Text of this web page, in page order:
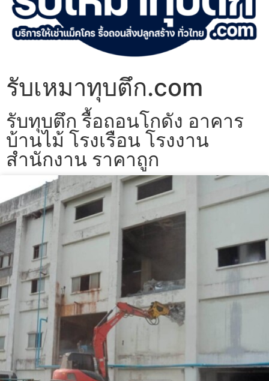
รับเหมาทุบตึก.com
รับทุบตึก รื้อถอนโกดัง อาคาร
บ้านไม้ โรงเรือน โรงงาน
สำนักงาน ราคาถูก